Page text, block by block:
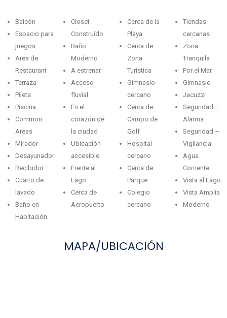
Balcón
Espacio para
juegos
Área de
Restaurant
Terraza
Pileta
Piscina
Common
Areas
Mirador
Desayunador
Recibidor
Cuarto de
lavado
Baño en
Habitación
Closet
Construído
Baño
Moderno
A estrenar
Acceso
fluvial
En el
corazón de
la ciudad
Ubicación
accesible
Frente al
Lago
Cerca de
Aeropuerto
Cerca de la
Playa
Cerca de
Zona
Turística
Gimnasio
cercano
Cerca de
Campo de
Golf
Hospital
cercano
Cerca de
Parque
Colegio
cercano
Tiendas
cercanas
Zona
Tranquila
Por el Mar
Gimnasio
Jacuzzi
Seguridad –
Alarma
Seguridad –
Vigilancia
Agua
Corriente
Vista al Lago
Vista Amplia
Moderno
MAPA/UBICACIÓN